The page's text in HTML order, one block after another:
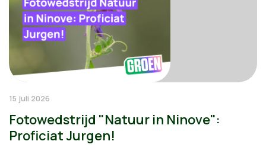
15 juli 2026
Fotowedstrijd "Natuur in Ninove":
Proficiat Jurgen!